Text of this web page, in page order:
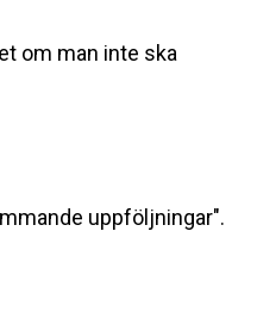
om man inte ska
uppföljningar".